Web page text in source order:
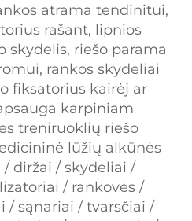
atrama tendinitui,
rašant, lipnios
skydelis, riešo parama
rankos skydeliai
fiksatorius kairėj ar
karpiniam
treniruoklių riešo
lūžių alkūnės
/ diržai / skydeliai /
/ rankovės /
/ sąnariai / tvarsčiai /